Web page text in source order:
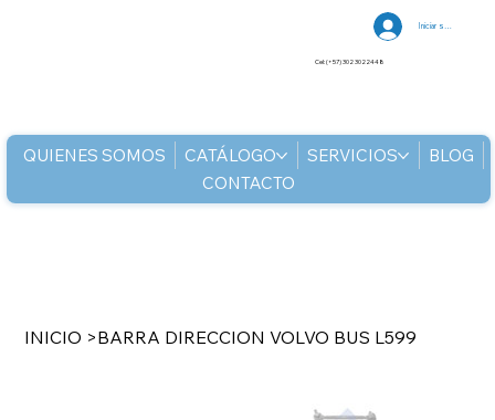
QUIENES SOMOS CATÁLOGO SERVICIOS
BLOG
CONTACTO
Iniciar sesión
Cel: (+57) 302 3022448
INICIO >BARRA DIRECCION VOLVO BUS L599